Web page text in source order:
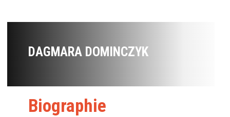
DAGMARA DOMINCZYK
Biographie